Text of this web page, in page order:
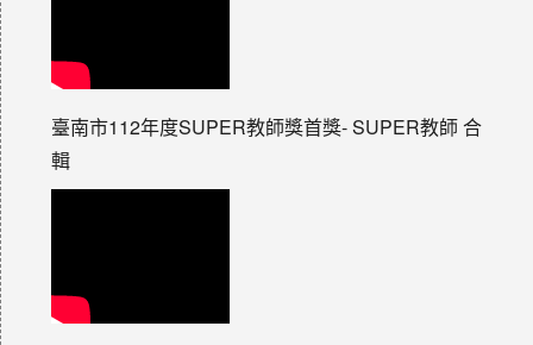
臺南市112年度SUPER教師獎首獎- SUPER教師 合
輯